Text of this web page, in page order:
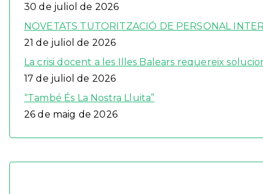
30 de juliol de 2026
NOVETATS TUTORITZACIÓ DE PERSONAL
21 de juliol de 2026
La crisi docent a les Illes Balears requereix
17 de juliol de 2026
“També És La Nostra Lluita”
26 de maig de 2026